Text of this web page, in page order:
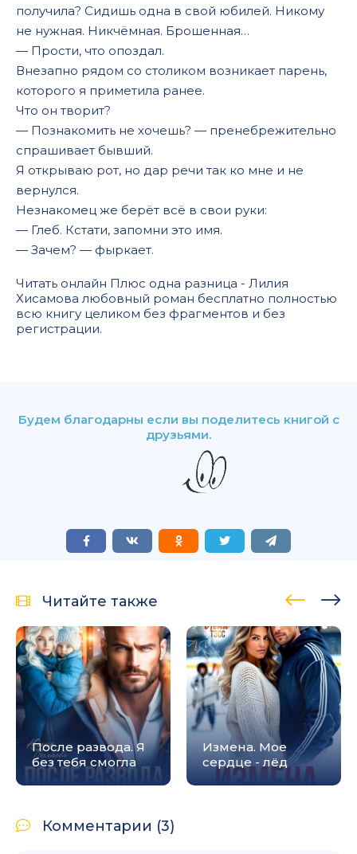
получила? Сидишь одна в свой юбилей. Никому
не нужная. Никчёмная. Брошенная…
— Прости, что опоздал.
Внезапно рядом со столиком возникает парень,
которого я приметила ранее.
Что он творит?
— Познакомить не хочешь? — пренебрежительно
спрашивает бывший.
Я открываю рот, но дар речи так ко мне и не
вернулся.
Незнакомец же берёт всё в свои руки:
— Глеб. Кстати, запомни это имя.
— Зачем? — фыркает.
Читать онлайн Плюс одна разница - Лилия
Хисамова любовный роман бесплатно полностью
всю книгу целиком без фрагментов и без
регистрации.
Будем благодарны если вы поделитесь книгой с
друзьями.
Читайте также
После развода. Я
без тебя смогла
Измена. Мое
сердце - лёд
Комментарии (3)